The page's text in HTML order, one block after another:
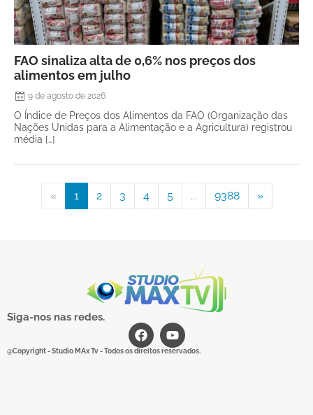
FAO sinaliza alta de 0,6% nos preços dos
alimentos em julho
9 de agosto de 2026
O Índice de Preços dos Alimentos da FAO (Organização das
Nações Unidas para a Alimentação e a Agricultura) registrou
média […]
« 1 2 3 4 5 ... 9388 »
Siga-nos nas redes.
@Copyright - Studio MAx Tv - Todos os direitos reservados.